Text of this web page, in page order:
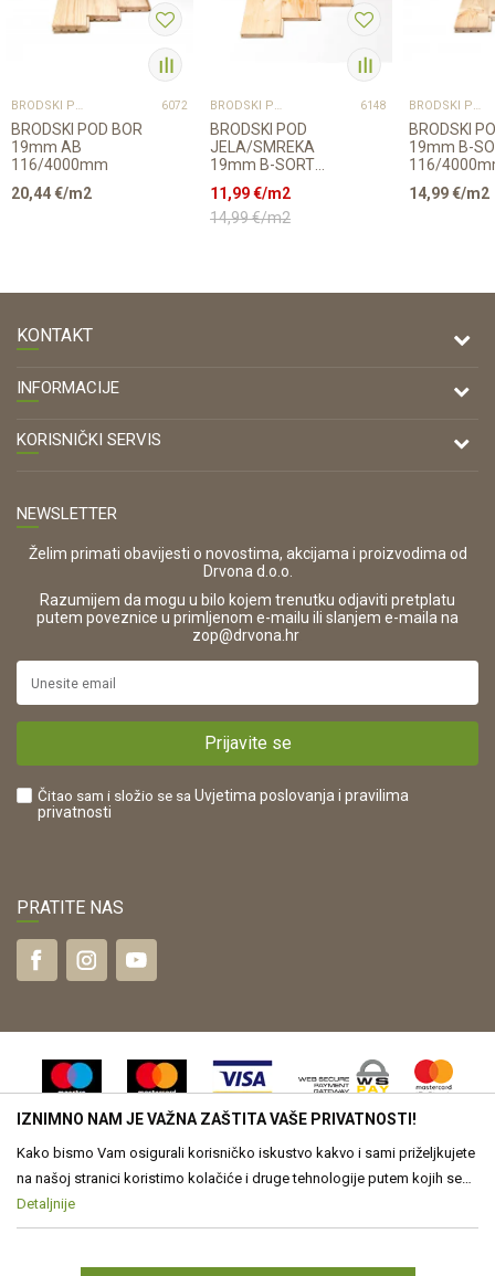
BRODSKI POD 6072
BRODSKI POD BOR
19mm AB
116/4000mm
20,44€/m2
BRODSKI POD 6148
BRODSKI POD
JELA/SMREKA
19mm B-SORT
profil p=2,784
11,99€/m2
14,99€/m2
BRODSKI POD
BRODSKI
19mm B-
116/
14,99€/m2
KONTAKT
DRVONA D.O.O.
Antuna Mihanovića 7,
47000 Karlovac
OIB:
42821181683
16280
https://www.drvona.hr/
POREZNI BROJ:
INFORMACIJE
O nama
KORISNIČKI SERVIS
Zaštita privatnosti i osobnih podataka
Korištenje kolačića
Pravo na odustajanje i jednostrani raskid ugovora
Reklamacije
Plaćanje karticama
Što dobivam registracijom?
NEWSLETTER
Želim primati obavijesti o novostima, akcijama i proizvodima od
Drvona d.o.o.
Razumijem da mogu u bilo kojem trenutku odjaviti pretplatu
putem poveznice u primljenom e-mailu ili slanjem e-maila na
zop@drvona.hr
Prijavite se
Čitao sam i složio se sa Uvjetima poslovanja i pravilima
privatnosti
PRATITE NAS
Nastojimo biti što precizniji u opisu proizvoda, vjernom prikazu slika te
samih cijena, ali ne možemo u potpunosti jamčiti točnost svih
dio naše ponude, no to ne znači da su uvijek dostupni u svakom
IZNIMNO NAM JE VAŽNA ZAŠTITA VAŠE PRIVATNOSTI!
Kako bismo Vam osigurali korisničko iskustvo kakvo i sami priželjkujete
na našoj stranici koristimo kolačiće i druge tehnologije putem kojih se
obrađuju Vaši osobni podaci. Voditelj obrade Vaših podataka je Drvona
d.o.o. Obrada Vaših osobnih podataka je nužna za funkcioniranje ove
Detaljnije